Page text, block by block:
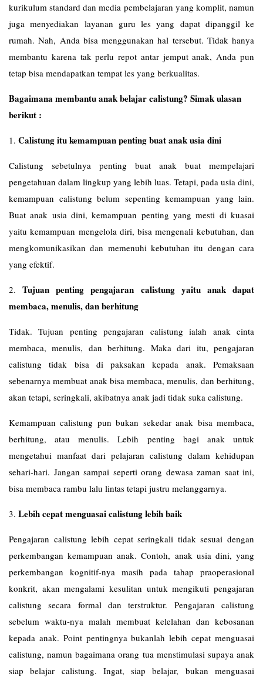
kurikulum standard dan media pembelajaran yang komplit, namun
juga menyediakan layanan guru les yang dapat dipanggil ke
rumah. Nah, Anda bisa menggunakan hal tersebut. Tidak hanya
membantu karena tak perlu repot antar jemput anak, Anda pun
tetap bisa mendapatkan tempat les yang berkualitas.
Bagaimana membantu anak belajar calistung? Simak ulasan
berikut :
1. Calistung itu kemampuan penting buat anak usia dini
Calistung sebetulnya penting buat anak buat mempelajari
pengetahuan dalam lingkup yang lebih luas. Tetapi, pada usia dini,
kemampuan calistung belum sepenting kemampuan yang lain.
Buat anak usia dini, kemampuan penting yang mesti di kuasai
yaitu kemampuan mengelola diri, bisa mengenali kebutuhan, dan
mengkomunikasikan dan memenuhi kebutuhan itu dengan cara
yang efektif.
2.Tujuan penting pengajaran calistung yaitu anak dapat
membaca, menulis, dan berhitung
Tidak. Tujuan penting pengajaran calistung ialah anak cinta
membaca, menulis, dan berhitung. Maka dari itu, pengajaran
calistung tidak bisa di paksakan kepada anak. Pemaksaan
sebenarnya membuat anak bisa membaca, menulis, dan berhitung,
akan tetapi, seringkali, akibatnya anak jadi tidak suka calistung.
Kemampuan calistung pun bukan sekedar anak bisa membaca,
berhitung, atau menulis. Lebih penting bagi anak untuk
mengetahui manfaat dari pelajaran calistung dalam kehidupan
sehari-hari. Jangan sampai seperti orang dewasa zaman saat ini,
bisa membaca rambu lalu lintas tetapi justru melanggarnya.
3. Lebih cepat menguasai calistung lebih baik
Pengajaran calistung lebih cepat seringkali tidak sesuai dengan
perkembangan kemampuan anak. Contoh, anak usia dini, yang
perkembangan kognitif-nya masih pada tahap praoperasional
konkrit, akan mengalami kesulitan untuk mengikuti pengajaran
calistung secara formal dan terstruktur. Pengajaran calistung
sebelum waktu-nya malah membuat kelelahan dan kebosanan
kepada anak. Point pentingnya bukanlah lebih cepat menguasai
calistung, namun bagaimana orang tua menstimulasi supaya anak
siap belajar calistung. Ingat, siap belajar, bukan menguasai